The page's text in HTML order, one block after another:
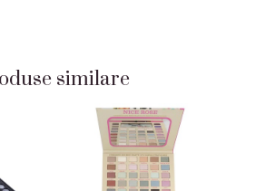
similare